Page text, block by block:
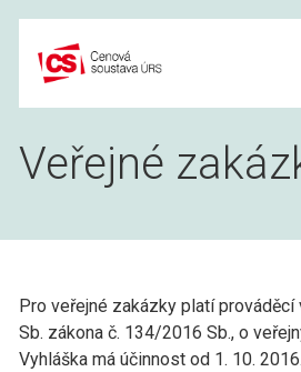
obsah
Veřejné
Pro veřejné zakázky platí
Sb. zákona č. 134/2016 Sb., o
Vyhláška má účinnost od 1. 10.